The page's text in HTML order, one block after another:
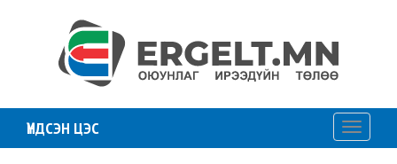
ҮНДСЭН ЦЭС
Toggle